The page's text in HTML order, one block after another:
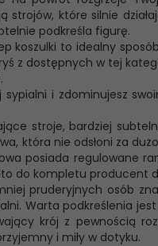
strojów, które silnie
podkreśla figurę.
koszulki to idealny
z dostępnych w tej
sypialni i zdominujesz
stroje, bardziej
która nie odsłoni za
posiada regulowane
do kompletu producent
pruderyjnych osób
Warta podkreślenia
krój z pewnością
i miły w dotyku.